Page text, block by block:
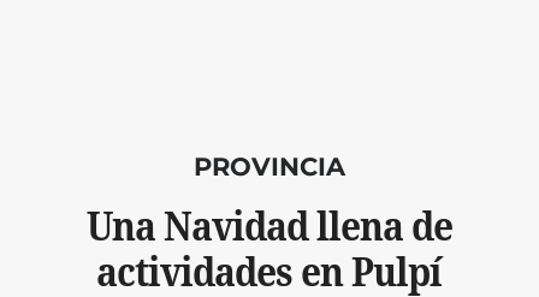
PROVINCIA
Una Navidad llena de
actividades en Pulpí